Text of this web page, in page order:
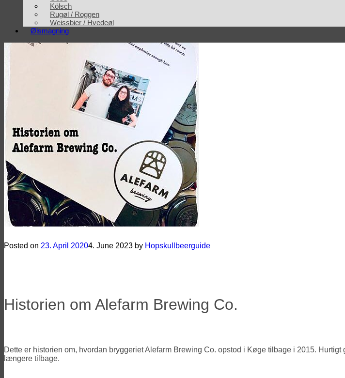
Kölsch
Rugøl / Roggen
Weissbier / Hvedeøl
Ølsmagning
Posted on 23. April 20204. June 2023 by Hopskullbeerguide
Historien om Alefarm Brewing Co.
Dette er historien om, hvordan bryggeriet Alefarm Brewing Co. opstod i Køge tilbage i 2015.
længere tilbage.